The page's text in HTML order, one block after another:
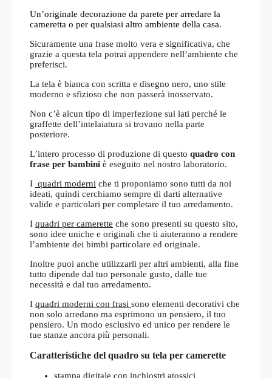
Un’originale decorazione da parete per arredare la
cameretta o per qualsiasi altro ambiente della casa.
Sicuramente una frase molto vera e significativa, che
grazie a questa tela potrai appendere nell’ambiente che
preferisci.
La tela è bianca con scritta e disegno nero, uno stile
moderno e sfizioso che non passerà inosservato.
Non c’è alcun tipo di imperfezione sui lati perché le
graffette dell’intelaiatura si trovano nella parte
posteriore.
L’intero processo di produzione di questo quadro con
frase per bambini è eseguito nel nostro laboratorio.
I quadri moderni che ti proponiamo sono tutti da noi
ideati, quindi cerchiamo sempre di darti alternative
valide e particolari per completare il tuo arredamento.
I quadri per camerette che sono presenti su questo sito,
sono idee uniche e originali che ti aiuteranno a rendere
l’ambiente dei bimbi particolare ed originale.
Inoltre puoi anche utilizzarli per altri ambienti, alla fine
tutto dipende dal tuo personale gusto, dalle tue
necessità e dal tuo arredamento.
I quadri moderni con frasi sono elementi decorativi che
non solo arredano ma esprimono un pensiero, il tuo
pensiero. Un modo esclusivo ed unico per rendere le
tue stanze ancora più personali.
Caratteristiche del quadro su tela per camerette
stampa digitale con inchiostri atossici